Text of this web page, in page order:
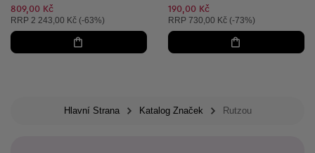
809,00 Kč
Doporučená cena:
RRP 2 243,00 Kč (-63%)
190,00 Kč
Doporučená cena:
RRP 730,00 Kč (-73%)
Hlavní Strana Katalog Značek Rutzou